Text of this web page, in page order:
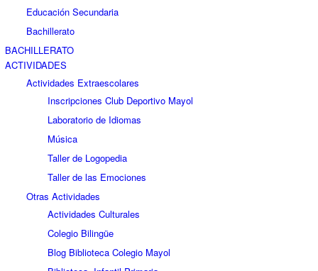
Educación Secundaria
Bachillerato
BACHILLERATO
ACTIVIDADES
Actividades Extraescolares
Inscripciones Club Deportivo Mayol
Laboratorio de Idiomas
Música
Taller de Logopedia
Taller de las Emociones
Otras Actividades
Actividades Culturales
Colegio Bilingüe
Blog Biblioteca Colegio Mayol